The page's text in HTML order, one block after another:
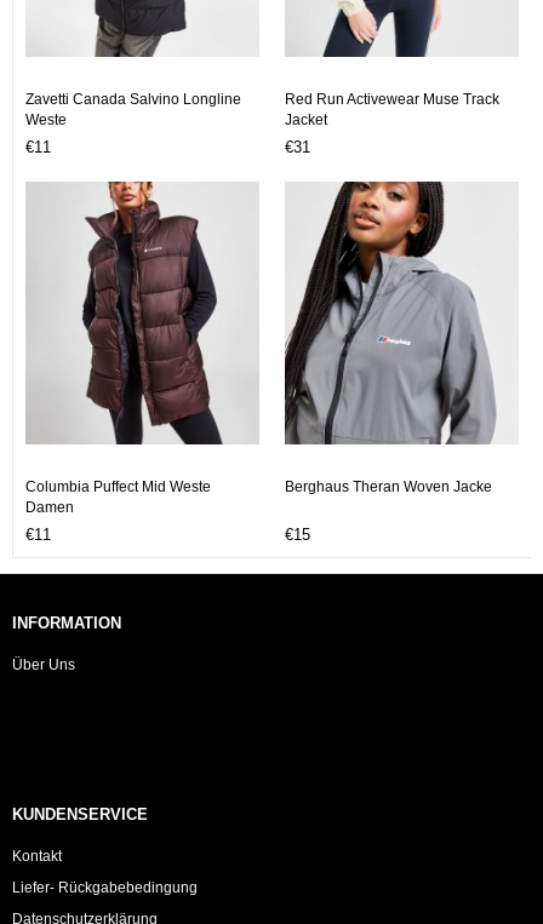
Zavetti Canada Salvino Longline
Weste
€11
Red Run Activewear Muse Track
Jacket
€31
Columbia Puffect Mid Weste
Damen
€11
Berghaus Theran Woven Jacke
€15
INFORMATION
Über Uns
KUNDENSERVICE
Kontakt
Liefer- Rückgabebedingung
Datenschutzerklärung